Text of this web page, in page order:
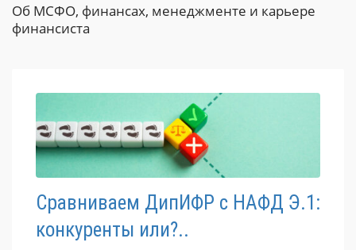
Об МСФО, финансах, менеджменте и карьере
финансиста
Сравниваем ДипИФР с НАФД Э.1:
конкуренты или?..